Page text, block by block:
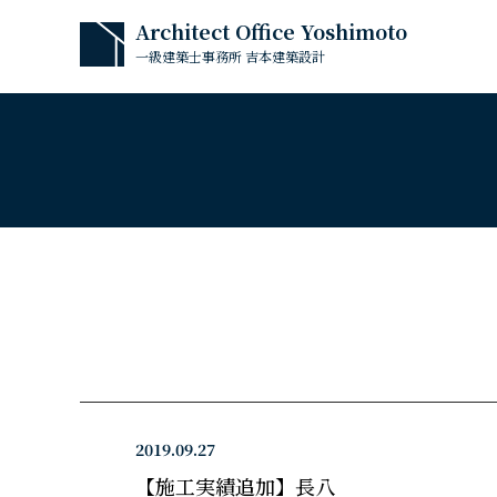
Architect Office Yoshimoto
一級建築士事務所 吉本建築設計
2019.09.27
【施工実績追加】長八